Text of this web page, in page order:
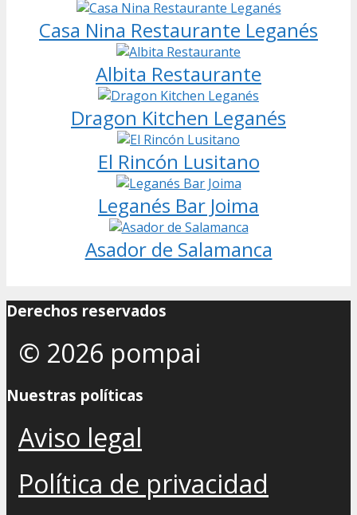
Casa Nina Restaurante Leganés
Albita Restaurante
Dragon Kitchen Leganés
El Rincón Lusitano
Leganés Bar Joima
Asador de Salamanca
Derechos reservados
© 2026 pompai
Nuestras políticas
Aviso legal
Política de privacidad